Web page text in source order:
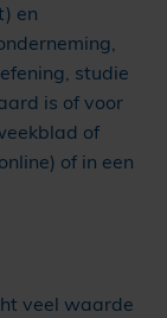
en
studie
is of voor
of
of in een
veel waarde